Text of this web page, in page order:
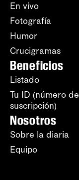
En vivo
Fotografía
Humor
Crucigramas
Beneficios
Listado
Tu ID (número de
suscripción)
Nosotros
Sobre la diaria
Equipo